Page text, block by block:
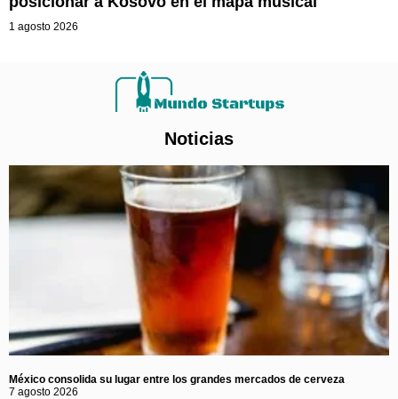
1 agosto 2026
Noticias
México consolida su lugar entre los grandes mercados de cerveza
7 agosto 2026